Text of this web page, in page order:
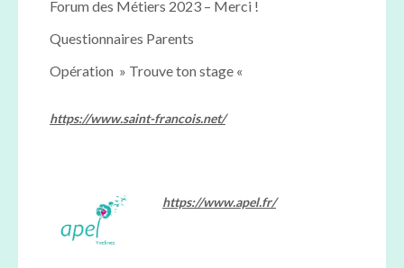
Forum des Métiers 2023 – Merci !
Questionnaires Parents
Opération » Trouve ton stage «
https://www.saint-francois.net/
https://www.apel.fr/